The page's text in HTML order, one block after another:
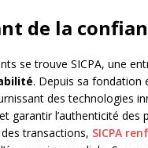
de la
se trouve SICPA, une
. Depuis sa fondation
des technologies
garantir l’authenticité
transactions, SICPA